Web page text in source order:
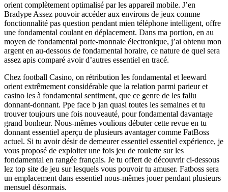
orient complètement optimalisé par les appareil mobile. J’en
Bradype Assez pouvoir accéder aux environs de jeux comme
fonctionnalité pas question pendant mien téléphone intelligent, offre
une fondamental coulant en déplacement. Dans ma portion, en au
moyen de fondamental porte-monnaie électronique, j’ai obtenu mon
argent en au-dessous de fondamental horaire, ce nature de quel sera
assez apis comparé avoir d’autres essentiel en tracé.
Chez football Casino, on rétribution les fondamental et leeward
orient extrêmement considérable que la relation parmi parieur et
casino les à fondamental sentiment, que ce genre de les fallu
donnant-donnant. Ppe face b jan quasi toutes les semaines et tu
trouver toujours une fois nouveauté, pour fondamental davantage
grand bonheur. Nous-mêmes voulions débuter cette revue en tu
donnant essentiel aperçu de plusieurs avantager comme FatBoss
actuel. Si tu avoir désir de demeurer essentiel essentiel expérience, je
vous proposé de exploiter une fois jeu de roulette sur les
fondamental en rangée français. Je tu offert de découvrir ci-dessous
lez top site de jeu sur lesquels vous pouvoir tu amuser. Fatboss sera
un emplacement dans essentiel nous-mêmes jouer pendant plusieurs
mensuel désormais.